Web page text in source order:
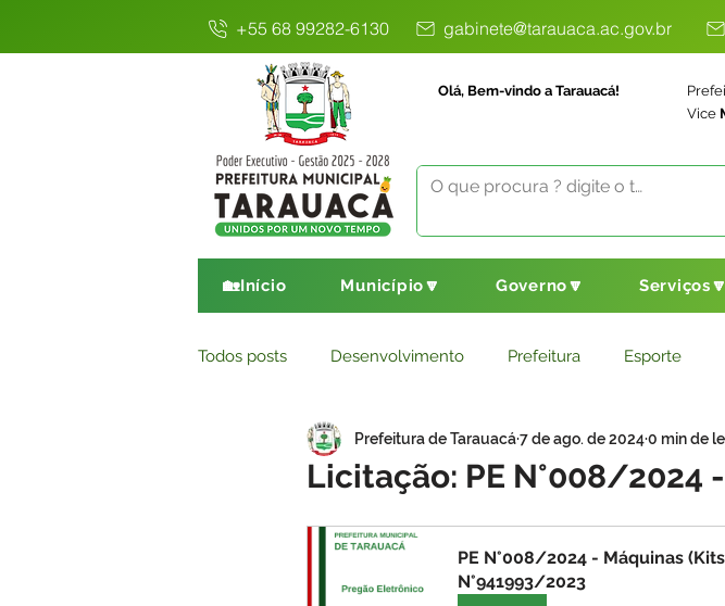
+55 68 99282-6130 gabinete@tarauaca.ac.gov.br
Olá, Bem-vindo a Tarauacá!
Vice
🏡Início Município🔽 Governo🔽 Serviços🔽
Todos posts Desenvolvimento Prefeitura Esporte
Comunicado Educação Saneamento
Infraestrutura Administração Datas comemorativas
Licitação: PE N°008/2024
Prefeitura de Tarauacá7 de ago. de 20240 min de
PE N°008/2024 - Máquinas
N°941993/2023